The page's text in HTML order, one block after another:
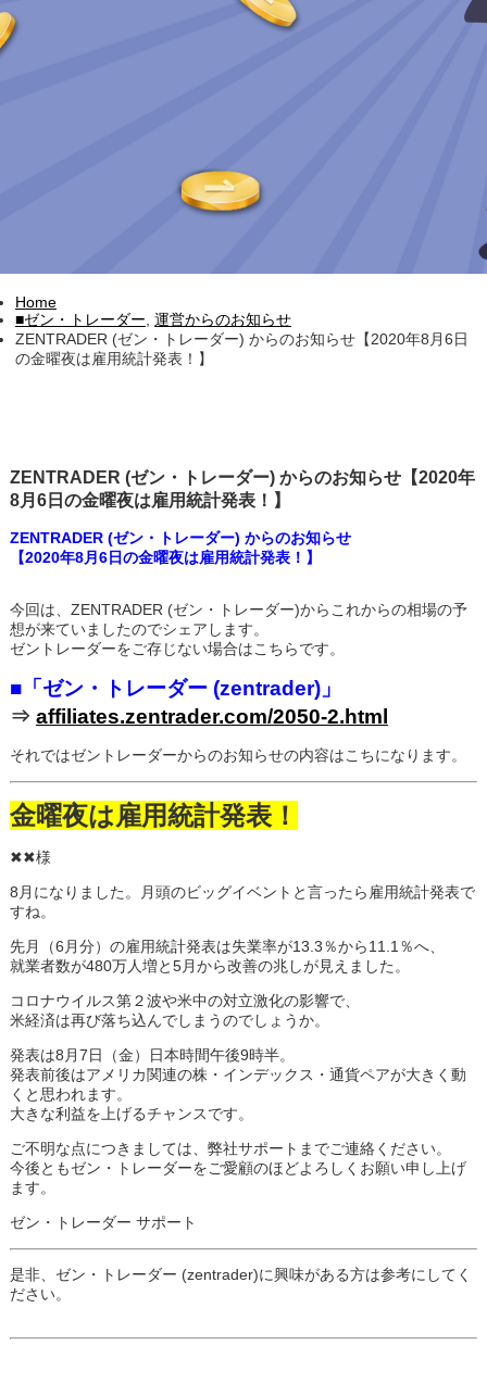
Home
■ゼン・トレーダー 運営からのお知らせ
ZENTRADER (ゼン・トレーダー) からのお知らせ【2020年8月6日
の金曜夜は雇用統計発表！】
ZENTRADER (ゼン・トレーダー) からのお知らせ【2020年
8月6日の金曜夜は雇用統計発表！】
ZENTRADER (ゼン・トレーダー) からのお知らせ
【2020年8月6日の金曜夜は雇用統計発表！】
今回は、ZENTRADER (ゼン・トレーダー)からこれからの相場の予
想が来ていましたのでシェアします。
ゼントレーダーをご存じない場合はこちらです。
■「ゼン・トレーダー (zentrader)」
⇒ affiliates.zentrader.com/2050-2.html
それではゼントレーダーからのお知らせの内容はこちになります。
金曜夜は雇用統計発表！
✖✖様
8月になりました。月頭のビッグイベントと言ったら雇用統計発表で
すね。
先月（6月分）の雇用統計発表は失業率が13.3％から11.1％へ、
就業者数が480万人増と5月から改善の兆しが見えました。
コロナウイルス第２波や米中の対立激化の影響で、
米経済は再び落ち込んでしまうのでしょうか。
発表は8月7日（金）日本時間午後9時半。
発表前後はアメリカ関連の株・インデックス・通貨ペアが大きく動
くと思われます。
大きな利益を上げるチャンスです。
ご不明な点につきましては、弊社サポートまでご連絡ください。
今後ともゼン・トレーダーをご愛顧のほどよろしくお願い申し上げ
ます。
ゼン・トレーダー サポート
是非、ゼン・トレーダー (zentrader)に興味がある方は参考にしてく
ださい。